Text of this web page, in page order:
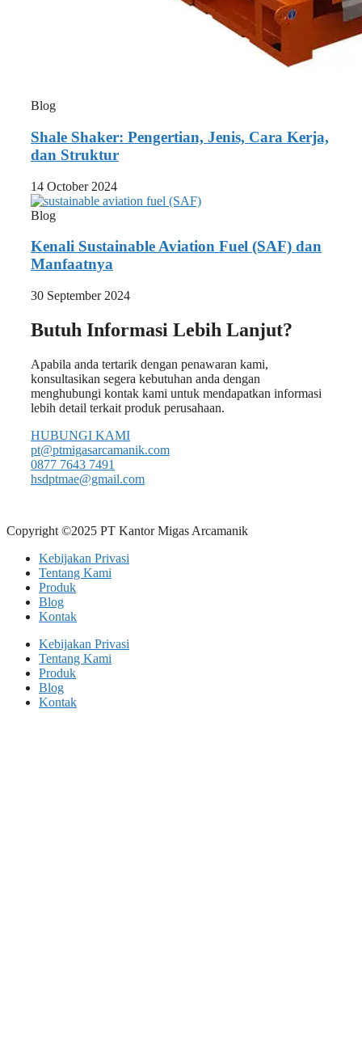
Blog
Shale Shaker: Pengertian, Jenis, Cara Kerja,
dan Struktur
14 October 2024
Blog
Kenali Sustainable Aviation Fuel (SAF) dan
Manfaatnya
30 September 2024
Butuh Informasi Lebih Lanjut?
Apabila anda tertarik dengan penawaran kami,
konsultasikan segera kebutuhan anda dengan
menghubungi kontak kami untuk mendapatkan informasi
lebih detail terkait produk perusahaan.
HUBUNGI KAMI
pt@ptmigasarcamanik.com
0877 7643 7491
hsdptmae@gmail.com
Copyright ©2025 PT Kantor Migas Arcamanik
Kebijakan Privasi
Tentang Kami
Produk
Blog
Kontak
Kebijakan Privasi
Tentang Kami
Produk
Blog
Kontak